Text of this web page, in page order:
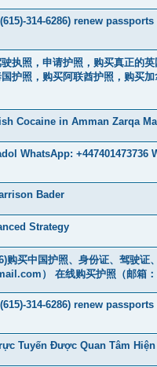
314-6286) renew
执照，申请护照，购买真正的
护照，购买阿联酋护照，购买
Cocaine in Amman Zarqa
WhatsApp: +447401473736
Bader
Strategy
买中国护照、身份证、驾驶证
） 在线购买护照（邮箱
314-6286) renew
Tuyến Được Quan Tâm Hiện